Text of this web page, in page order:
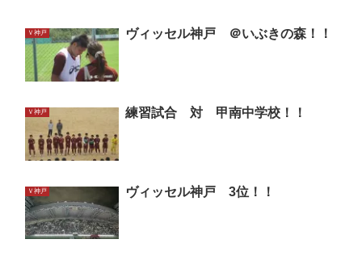
Ｖ神戸 ヴィッセル神戸 ＠いぶきの森！！
Ｖ神戸 練習試合 対 甲南中学校！！
Ｖ神戸 ヴィッセル神戸 3位！！